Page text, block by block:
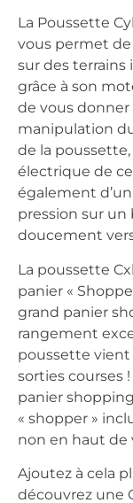
La Poussette
vous permet
sur des terrains
grâce à son
de vous donner
manipulation
de la poussette,
électrique de
également
pression sur un
doucement vers
La poussette
panier «
grand panier
rangement
poussette vient
sorties courses
panier
« shopper »
non en haut de
Ajoutez à cela
découvrez une